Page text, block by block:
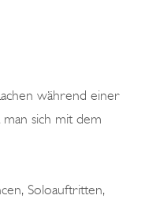
während einer
sich mit dem
Soloauftritten,